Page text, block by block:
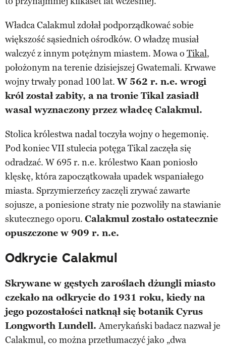
Władca Calakmul zdołał podporządkować sobie
większość sąsiednich ośrodków. O władzę musiał
walczyć z innym potężnym miastem. Mowa o Tikal,
położonym na terenie dzisiejszej Gwatemali. Krwawe
wojny trwały ponad 100 lat.W 562 r. n.e. wrogi
król został zabity, a na tronie Tikal zasiadł
wasal wyznaczony przez władcę Calakmul.
Stolica królestwa nadal toczyła wojny o hegemonię.
Pod koniec VII stulecia potęga Tikal zaczęła się
odradzać. W 695 r. n.e. królestwo Kaan poniosło
klęskę, która zapoczątkowała upadek wspaniałego
miasta. Sprzymierzeńcy zaczęli zrywać zawarte
sojusze, a poniesione straty nie pozwoliły na stawianie
skutecznego oporu. Calakmul zostało ostatecznie
opuszczone w 909 r. n.e.
Odkrycie Calakmul
Skrywane w gęstych zaroślach dżungli miasto
czekało na odkrycie do 1931 roku, kiedy na
jego pozostałości natknął się botanik Cyrus
Longworth Lundell.Amerykański badacz nazwał je
Calakmul, co można przetłumaczyć jako „dwa